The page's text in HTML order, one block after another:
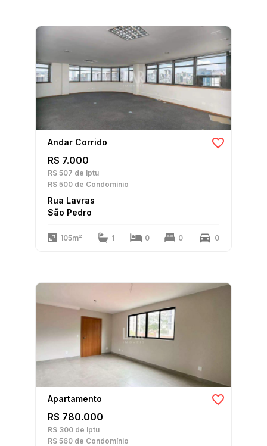
Andar Corrido
R$ 7.000
R$ 507 de Iptu
R$ 500 de Condomínio
Rua Lavras
São Pedro
105m² 1 0 0 0
Apartamento
R$ 780.000
R$ 300 de Iptu
R$ 560 de Condomínio